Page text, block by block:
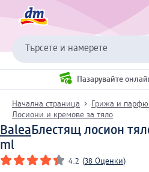
Търсете и намерете
Пазарувайте
Начална страница Грижа и
Лосиони и кремове за тяло
BaleaБлестящ лосион
ml
4.2 (38 Оценки)